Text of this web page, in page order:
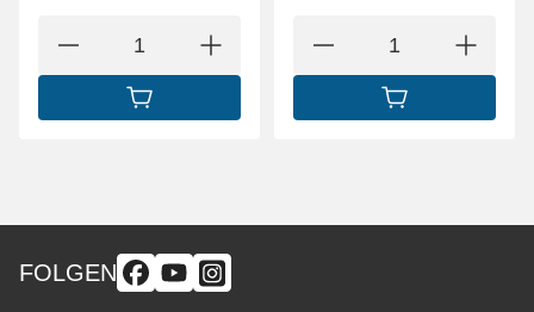
IN DEN WARENKORB IN DEN
FOLGEN